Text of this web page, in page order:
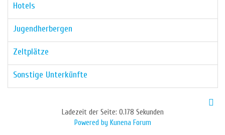
Hotels
Jugendherbergen
Zeltplätze
Sonstige Unterkünfte
Ladezeit der Seite: 0.178 Sekunden
Powered by Kunena Forum